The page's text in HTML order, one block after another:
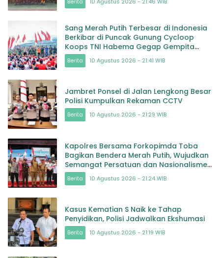
Sang Merah Putih Terbesar di Indonesia
Berkibar di Puncak Gunung Cycloop
Koops TNI Habema Gegap Gempita
Damai Persatuan dari Tanah
Cenderawasih
Berita 10 Agustus 2026 - 21:41 WIB
Jambret Ponsel di Jalan Lengkong Besar
Polisi Kumpulkan Rekaman CCTV
Berita 10 Agustus 2026 - 21:29 WIB
Kapolres Bersama Forkopimda Toba
Bagikan Bendera Merah Putih, Wujudkan
Semangat Persatuan dan Nasionalisme
di Masyarakat
Berita 10 Agustus 2026 - 21:24 WIB
Kasus Kematian S Naik ke Tahap
Penyidikan, Polisi Jadwalkan Ekshumasi
Berita 10 Agustus 2026 - 21:19 WIB